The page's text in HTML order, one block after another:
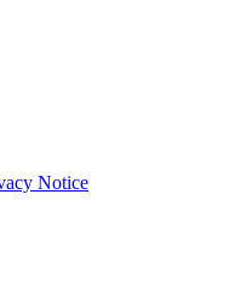
Notice